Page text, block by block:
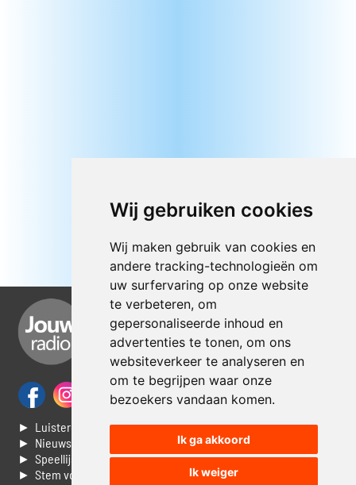
Wij gebruiken cookies
Wij maken gebruik van cookies en
andere tracking-technologieën om
uw surfervaring op onze website
te verbeteren, om
gepersonaliseerde inhoud en
advertenties te tonen, om ons
websiteverkeer te analyseren en
om te begrijpen waar onze
bezoekers vandaan komen.
Ik ga akkoord
Ik weiger
► Luisteren naar Jouwradio
► Nieuws
► Speellijst
► Stem voor de Dag top 3